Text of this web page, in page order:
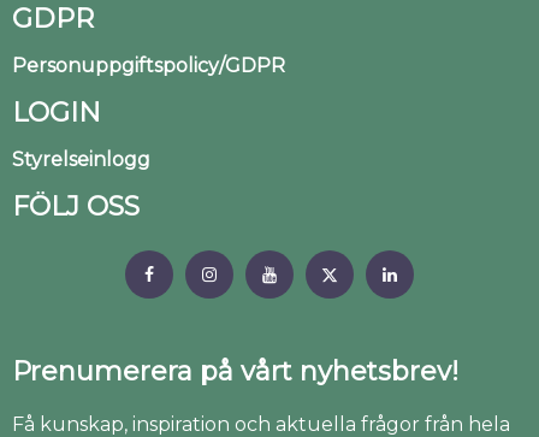
GDPR
Personuppgiftspolicy/GDPR
LOGIN
Styrelseinlogg
FÖLJ OSS
Prenumerera på vårt nyhetsbrev!
Få kunskap, inspiration och aktuella frågor från hela